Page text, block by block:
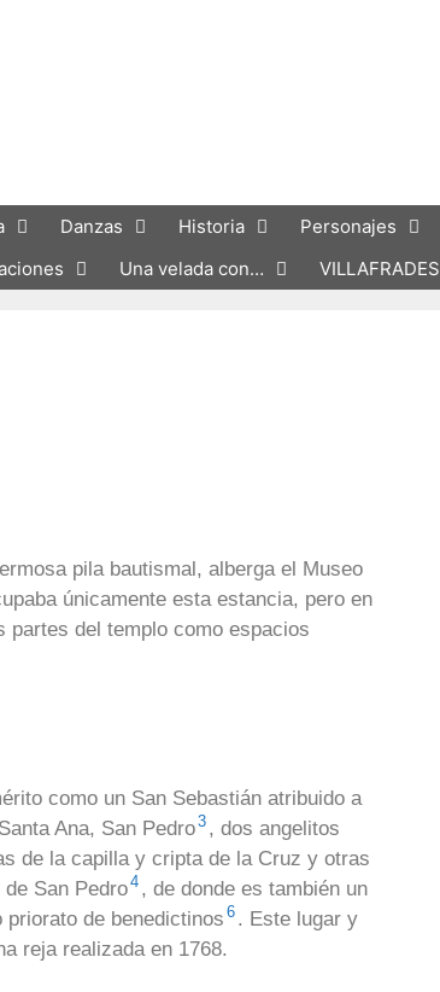
Danzas Historia Personajes
Una velada con… VILLAFRADES
pila bautismal, alberga el Museo
únicamente esta estancia, pero en
partes del templo como espacios
como un San Sebastián atribuido a
Ana, San Pedro3 , dos angelitos
de la capilla y cripta de la Cruz y otras
San Pedro4 , de donde es también un
de benedictinos 6 . Este lugar y
reja realizada en 1768.